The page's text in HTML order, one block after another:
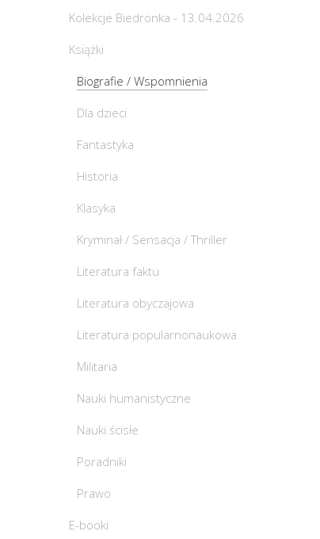
Kolekcje Biedronka - 13.04.2026
Książki
Biografie / Wspomnienia
Dla dzieci
Fantastyka
Historia
Klasyka
Kryminał / Sensacja / Thriller
Literatura faktu
Literatura obyczajowa
Literatura popularnonaukowa
Militaria
Nauki humanistyczne
Nauki ścisłe
Poradniki
Prawo
E-booki